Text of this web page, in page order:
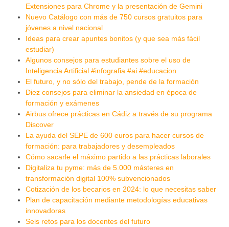
Extensiones para Chrome y la presentación de Gemini
Nuevo Catálogo con más de 750 cursos gratuitos para
jóvenes a nivel nacional
Ideas para crear apuntes bonitos (y que sea más fácil
estudiar)
Algunos consejos para estudiantes sobre el uso de
Inteligencia Artificial #infografia #ai #educacion
El futuro, y no sólo del trabajo, pende de la formación
Diez consejos para eliminar la ansiedad en época de
formación y exámenes
Airbus ofrece prácticas en Cádiz a través de su programa
Discover
La ayuda del SEPE de 600 euros para hacer cursos de
formación: para trabajadores y desempleados
Cómo sacarle el máximo partido a las prácticas laborales
Digitaliza tu pyme: más de 5.000 másteres en
transformación digital 100% subvencionados
Cotización de los becarios en 2024: lo que necesitas saber
Plan de capacitación mediante metodologías educativas
innovadoras
Seis retos para los docentes del futuro